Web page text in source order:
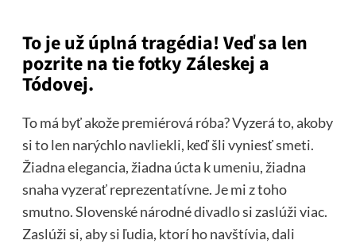
To je už úplná tragédia! Veď sa len
pozrite na tie fotky Záleskej a
Tódovej.
To má byť akože premiérová róba? Vyzerá to, akoby
si to len narýchlo navliekli, keď šli vyniesť smeti.
Žiadna elegancia, žiadna úcta k umeniu, žiadna
snaha vyzerať reprezentatívne. Je mi z toho
smutno. Slovenské národné divadlo si zaslúži viac.
Zaslúži si, aby si ľudia, ktorí ho navštívia, dali